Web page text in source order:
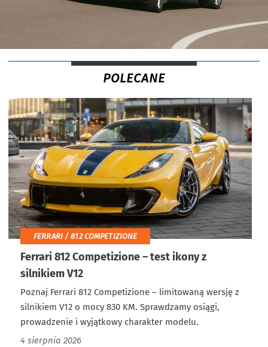
POLECANE
FERRARI / 812 COMPETIZIONE
Ferrari 812 Competizione – test ikony z
silnikiem V12
Poznaj Ferrari 812 Competizione – limitowaną wersję z
silnikiem V12 o mocy 830 KM. Sprawdzamy osiągi,
prowadzenie i wyjątkowy charakter modelu.
4 sierpnia 2026